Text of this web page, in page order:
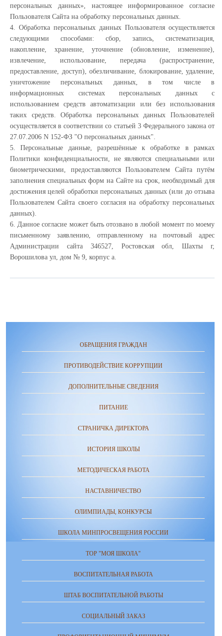
персональных данных», настоящее информированное согласие
Пользователя Сайта на обработку персональных данных.
4. Обработка персональных данных Пользователя осуществляется
следующими способами: сбор, запись, систематизация,
накопление, хранение, уточнение (обновление, изменение),
извлечение, использование, передача (распространение,
предоставление, доступ), обезличивание, блокирование, удаление,
уничтожение персональных данных, в том числе в
информационных системах персональных данных с
использованием средств автоматизации или без использования
таких средств. Обработка персональных данных Пользователей
осуществляется в соответствии со статьей 3 Федерального закона от
27.07.2006 N 152-ФЗ "О персональных данных".
5. Персональные данные, разрешённые к обработке в рамках
Политики конфиденциальности, не являются специальными или
биометрическими, предоставляются Пользователем Сайта путём
заполнения специальных форм на Сайте на срок, необходимый для
достижения целей обработки персональных данных (или до отзыва
Пользователем Сайта своего согласия на обработку персональных
данных).
6. Данное согласие может быть отозвано в любой момент по моему
письменному заявлению, отправленному на почтовый адрес
Администрации сайта 346527, Ростовская обл, Шахты г,
Ворошилова ул, дом № 9, корпус а.
ОБРАЩЕНИЯ ГРАЖДАН
ПРОТИВОДЕЙСТВИЕ КОРРУПЦИИ
ДОПОЛНИТЕЛЬНЫЕ СВЕДЕНИЯ
ПИТАНИЕ
СТРАНИЧКА ДИРЕКТОРА
ИСТОРИЯ ШКОЛЫ
МЕТОДИЧЕСКАЯ РАБОТА
НАСТАВНИЧЕСТВО
ОЛИМПИАДЫ, КОНКУРСЫ
ШКОЛА МИНПРОСВЕЩЕНИЯ РОССИИ
ТОР "МОЯ ШКОЛА"
ВОСПИТАТЕЛЬНАЯ РАБОТА
ШТАБ ВОСПИТАТЕЛЬНОЙ РАБОТЫ
СОЦИАЛЬНЫЙ ЗАКАЗ